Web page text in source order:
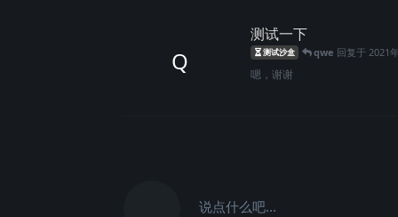
Q
测试一下
测试沙盒 qwe 回复于2021
嗯，谢谢
说点什么吧...